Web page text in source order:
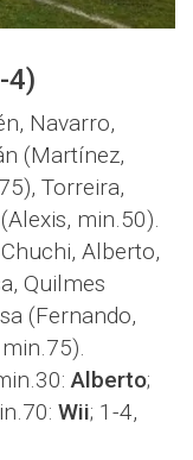
4)
Navarro,
(Martínez,
Torreira,
min.50).
Alberto,
Quilmes
(Fernando,
Alberto;
Wii; 1-4,